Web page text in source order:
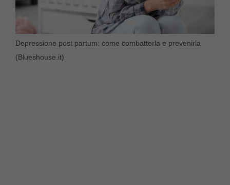
Depressione post partum: come combatterla e prevenirla
(Blueshouse.it)